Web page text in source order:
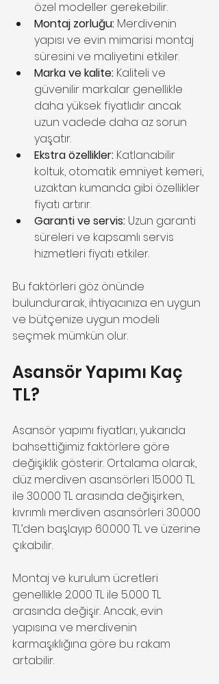
özel modeller gerekebilir.
Montaj zorluğu: Merdivenin
yapısı ve evin mimarisi montaj
süresini ve maliyetini etkiler.
Marka ve kalite: Kaliteli ve
güvenilir markalar genellikle
daha yüksek fiyatlıdır ancak
uzun vadede daha az sorun
yaşatır.
Ekstra özellikler: Katlanabilir
koltuk, otomatik emniyet kemeri,
uzaktan kumanda gibi özellikler
fiyatı artırır.
Garanti ve servis: Uzun garanti
süreleri ve kapsamlı servis
hizmetleri fiyatı etkiler.
Bu faktörleri göz önünde
bulundurarak, ihtiyacınıza en uygun
ve bütçenize uygun modeli
seçmek mümkün olur.
Asansör Yapımı Kaç
TL?
Asansör yapımı fiyatları, yukarıda
bahsettiğimiz faktörlere göre
değişiklik gösterir. Ortalama olarak,
düz merdiven asansörleri 15.000 TL
ile 30.000 TL arasında değişirken,
kıvrımlı merdiven asansörleri 30.000
TL’den başlayıp 60.000 TL ve üzerine
çıkabilir.
Montaj ve kurulum ücretleri
genellikle 2.000 TL ile 5.000 TL
arasında değişir. Ancak, evin
yapısına ve merdivenin
karmaşıklığına göre bu rakam
artabilir.